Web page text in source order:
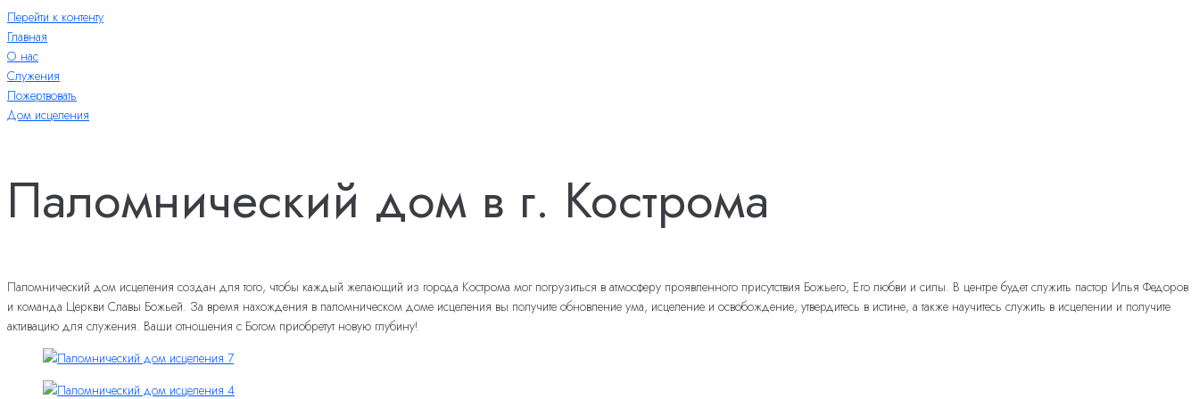
Перейти к контенту
Главная
О нас
Служения
Пожертвовать
Дом исцеления
Паломнический дом в г. Кострома
Паломнический дом исцеления создан для того, чтобы каждый желающий из города Кострома мог погрузиться в атмосферу проявленного присутствия Божьего, Его любви и силы. В центре будет служить пастор Илья Федоров
и команда Церкви Славы Божьей. За время нахождения в паломническом доме исцеления вы получите обновление ума, исцеление и освобождение, утвердитесь в истине, а также научитесь служить в исцелении и получите
активацию для служения. Ваши отношения с Богом приобретут новую глубину!